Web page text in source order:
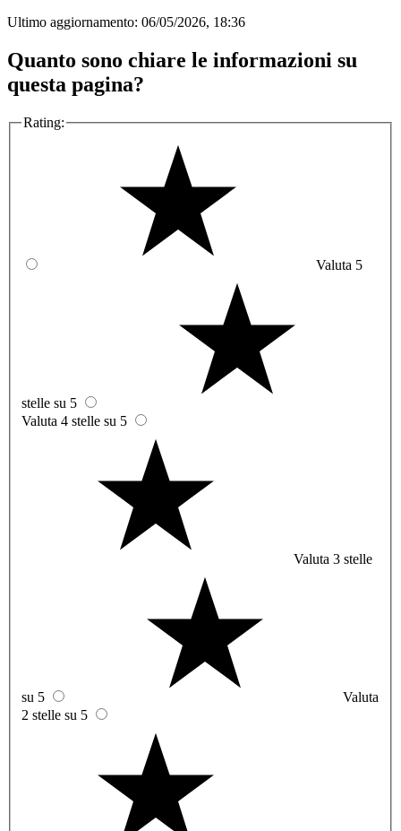
Ultimo aggiornamento: 06/05/2026, 18:36
Quanto sono chiare le informazioni su
questa pagina?
Rating:
Valuta 5
stelle su 5
Valuta 4 stelle su 5
Valuta 3 stelle
su 5
Valuta
2 stelle su 5